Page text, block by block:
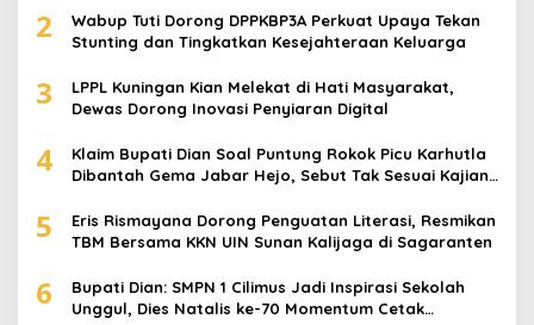
2
Wabup Tuti Dorong DPPKBP3A Perkuat Upaya Tekan
Stunting dan Tingkatkan Kesejahteraan Keluarga
3
LPPL Kuningan Kian Melekat di Hati Masyarakat,
Dewas Dorong Inovasi Penyiaran Digital
4
Klaim Bupati Dian Soal Puntung Rokok Picu Karhutla
Dibantah Gema Jabar Hejo, Sebut Tak Sesuai Kajian
5
Eris Rismayana Dorong Penguatan Literasi, Resmikan
TBM Bersama KKN UIN Sunan Kalijaga di Sagaranten
6
Bupati Dian: SMPN 1 Cilimus Jadi Inspirasi Sekolah
Unggul, Dies Natalis ke-70 Momentum Cetak